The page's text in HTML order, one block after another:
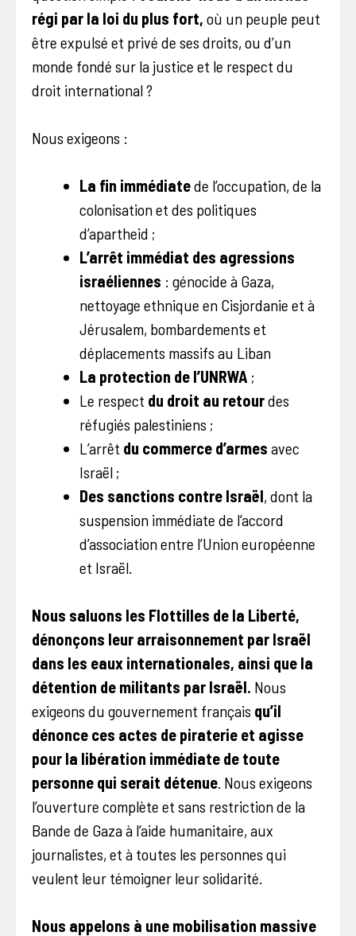
régi par la loi du plus fort, où un peuple peut
être expulsé et privé de ses droits, ou d’un
monde fondé sur la justice et le respect du
droit international ?
Nous exigeons :
La fin immédiatede l’occupation, de la
colonisation et des politiques
d’apartheid ;
L’arrêt immédiat des agressions
israéliennes : génocide à Gaza,
nettoyage ethnique en Cisjordanie et à
Jérusalem, bombardements et
déplacements massifs au Liban
La protection de l’UNRWA ;
Le respect du droit au retourdes
réfugiés palestiniens ;
L’arrêt du commerce d’armes avec
Israël ;
Des sanctions contre Israël, dont la
suspension immédiate de l’accord
d’association entre l’Union européenne
et Israël.
Nous saluons les Flottilles de la Liberté,
dénonçons leur arraisonnement par Israël
dans les eaux internationales, ainsi que la
détention de militants par Israël. Nous
exigeons du gouvernement français qu’il
dénonce ces actes de piraterie et agisse
pour la libération immédiate de toute
personne qui serait détenue. Nous exigeons
l’ouverture complète et sans restriction de la
Bande de Gaza à l’aide humanitaire, aux
journalistes, et à toutes les personnes qui
veulent leur témoigner leur solidarité.
Nous appelons à une mobilisation massive